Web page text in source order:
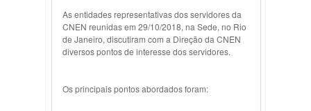
As entidades representativas dos servidores da
CNEN reunidas em 29/10/2018, na Sede, no Rio
de Janeiro, discutiram com a Direção da CNEN
diversos pontos de interesse dos servidores.
Os principais pontos abordados foram: